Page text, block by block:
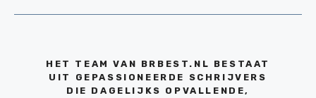
HET TEAM VAN BRBEST.NL BESTAAT
UIT GEPASSIONEERDE SCHRIJVERS
DIE DAGELIJKS OPVALLENDE,